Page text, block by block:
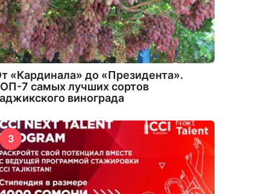
«Кардинала» до «Президента».
7 самых лучших сортов
винограда
3